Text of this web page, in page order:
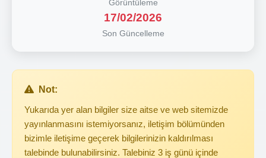
Görüntüleme
17/02/2026
Son Güncelleme
Not:
Yukarıda yer alan bilgiler size aitse ve web sitemizde
yayınlanmasını istemiyorsanız, iletişim bölümünden
bizimle iletişime geçerek bilgilerinizin kaldırılması
talebinde bulunabilirsiniz. Talebiniz 3 iş günü içinde